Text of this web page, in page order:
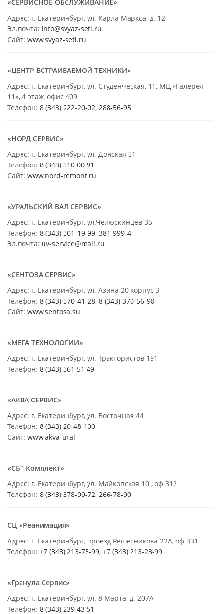
«СЕРВИСНОЕ ОБСЛУЖИВАНИЕ»
Адрес: г. Екатеринбург, ул. Карла Маркса, д. 12
Эл.почта: info@svyaz-seti.ru
Сайт: www.svyaz-seti.ru
«ЦЕНТР ВСТРАИВАЕМОЙ ТЕХНИКИ»
Адрес: г. Екатеринбург, ул. Студенческая, 11, МЦ «Галерея
11», 4 этаж, офис 409
Телефон: 8 (343) 222-20-02, 288-56-95
«НОРД СЕРВИС»
Адрес: г. Екатеринбург, ул. Донская 31
Телефон: 8 (343) 310 00 91
Сайт: www.nord-remont.ru
«УРАЛЬСКИЙ ВАЛ СЕРВИС»
Адрес: г. Екатеринбург, ул.Челюскинцев 35
Телефон: 8 (343) 301-19-99, 381-999-4
Эл.почта: uv-service@mail.ru
«СЕНТОЗА СЕРВИС»
Адрес: г. Екатеринбург, ул. Азина 20 корпус 3
Телефон: 8 (343) 370-41-28, 8 (343) 370-56-98
Сайт: www.sentosa.su
«МЕГА ТЕХНОЛОГИИ»
Адрес: г. Екатеринбург, ул. Трактористов 191
Телефон: 8 (343) 361 51 49
«АКВА СЕРВИС»
Адрес: г. Екатеринбург, ул. Восточная 44
Телефон: 8 (343) 20-48-100
Сайт: www.akva-ural
«СБТ Комплект»
Адрес: г. Екатеринбург, ул. Майкопская 10 , оф 312
Телефон: 8 (343) 378-99-72, 266-78-90
СЦ «Реанимация»
Адрес: г. Екатеринбург, проезд Решетникова 22А, оф 331
Телефон: +7 (343) 213-75-99, +7 (343) 213-23-99
«Гранула Сервис»
Адрес: г. Екатеринбург, ул. 8 Марта, д. 207А
Телефон: 8 (343) 239 43 51